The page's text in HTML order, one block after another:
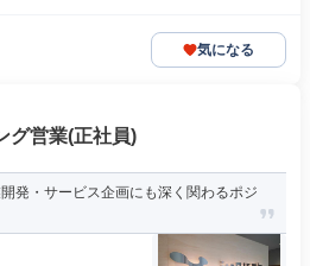
気になる
グ営業(正社員)
発・サービス企画にも深く関わるポジ